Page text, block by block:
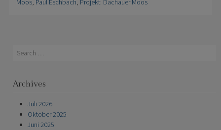
Moos, Paul Eschbach, Projekt: Dachauer Moos
Search
Archives
Juli 2026
Oktober 2025
Juni 2025